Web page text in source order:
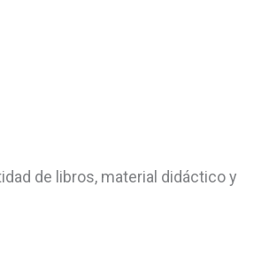
de libros, material didáctico y